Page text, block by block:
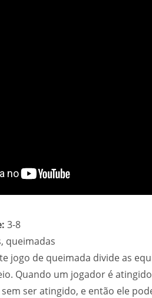
3-8
queimadas
jogo de queimada divide as
Quando um jogador é
ser atingido, e então ele